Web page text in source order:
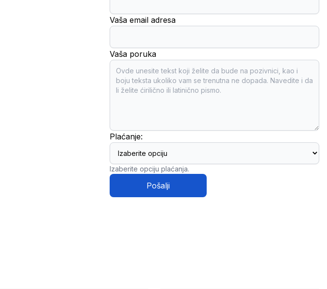
Vaša email adresa
Vaša poruka
Plaćanje:
Izaberite opciju plaćanja.
Pošalji